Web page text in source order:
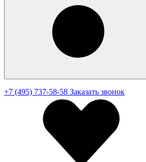
+7 (495) 737-58-58 Заказать звонок